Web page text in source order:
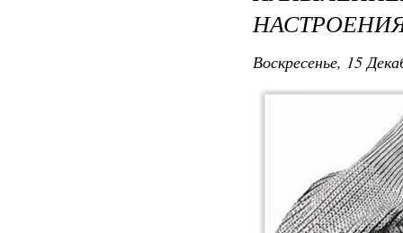
Воскресенье, 15